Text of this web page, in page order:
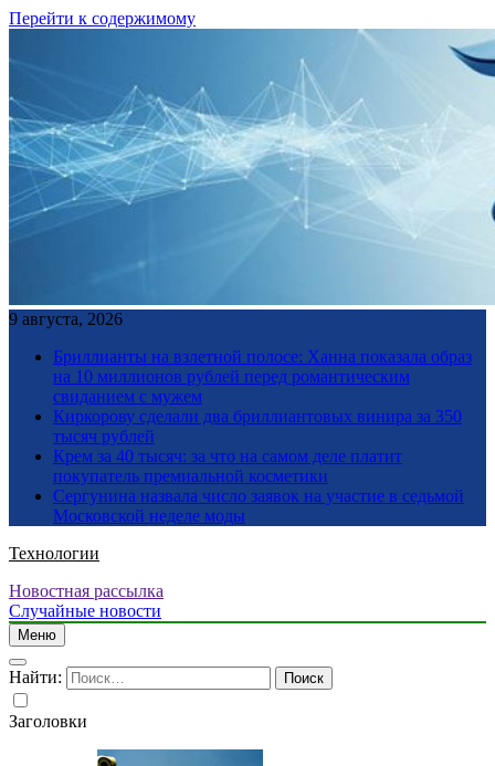
Перейти к содержимому
9 августа, 2026
Бриллианты на взлетной полосе: Ханна показала образ
на 10 миллионов рублей перед романтическим
свиданием с мужем
Киркорову сделали два бриллиантовых винира за 350
тысяч рублей
Крем за 40 тысяч: за что на самом деле платит
покупатель премиальной косметики
Сергунина назвала число заявок на участие в седьмой
Московской неделе моды
Технологии
Новостная рассылка
Случайные новости
Меню
Найти:
Заголовки